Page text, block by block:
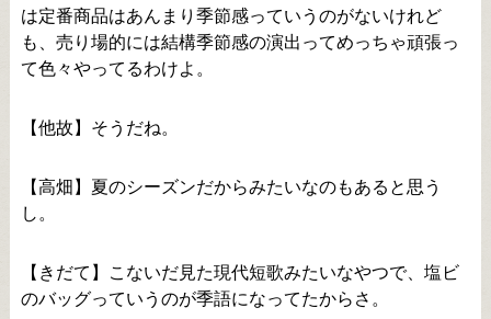
は定番商品はあんまり季節感っていうのがないけれど
も、売り場的には結構季節感の演出ってめっちゃ頑張っ
て色々やってるわけよ。
【他故】そうだね。
【高畑】夏のシーズンだからみたいなのもあると思う
し。
【きだて】こないだ見た現代短歌みたいなやつで、塩ビ
のバッグっていうのが季語になってたからさ。